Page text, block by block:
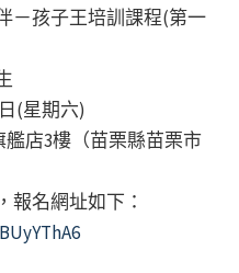
－孩子王培訓課程(第一
(星期六)
艦店3樓（苗栗縣苗栗市
報名網址如下：